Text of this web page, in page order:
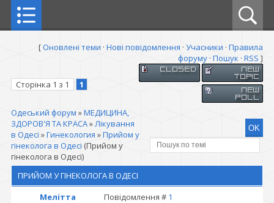
[Оновлені теми · Нові повідомлення · Учасники · Правила
форуму · Пошук · RSS ]
Сторінка 1 з 1 1
Одеський форум »МЕДИЦИНА,
ЗДОРОВ'Я ТА КРАСА»Лікування
в Одесі »Гинекология »Прийом у
гінеколога в Одесі (Прийом у
гінеколога в Одесі)
ПРИЙОМ У ГІНЕКОЛОГА В ОДЕСІ
Мелітта
Повідомлення # 1